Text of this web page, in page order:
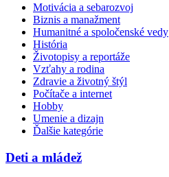
Motivácia a sebarozvoj
Biznis a manažment
Humanitné a spoločenské vedy
História
Životopisy a reportáže
Vzťahy a rodina
Zdravie a životný štýl
Počítače a internet
Hobby
Umenie a dizajn
Ďalšie kategórie
Deti a mládež